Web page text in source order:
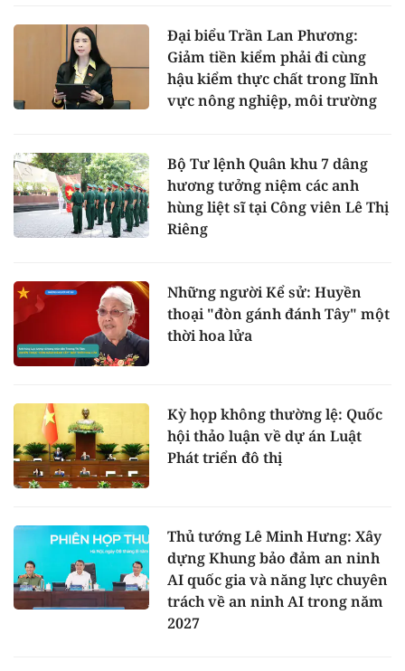
Đại biểu Trần Lan Phương:
Giảm tiền kiểm phải đi cùng
hậu kiểm thực chất trong lĩnh
vực nông nghiệp, môi trường
Bộ Tư lệnh Quân khu 7 dâng
hương tưởng niệm các anh
hùng liệt sĩ tại Công viên Lê Thị
Riêng
Những người Kể sử: Huyền
thoại "đòn gánh đánh Tây" một
thời hoa lửa
Kỳ họp không thường lệ: Quốc
hội thảo luận về dự án Luật
Phát triển đô thị
Thủ tướng Lê Minh Hưng: Xây
dựng Khung bảo đảm an ninh
AI quốc gia và năng lực chuyên
trách về an ninh AI trong năm
2027